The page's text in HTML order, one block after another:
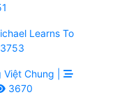
Learns To
3753
Việt Chung |
3670